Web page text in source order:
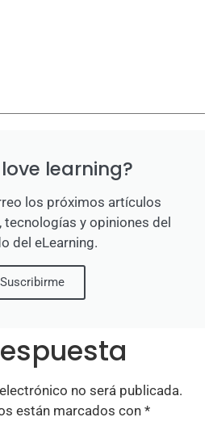
learning?
los próximos artículos
y opiniones del
del eLearning.
Suscribirme
no será publicada.
están marcados con *